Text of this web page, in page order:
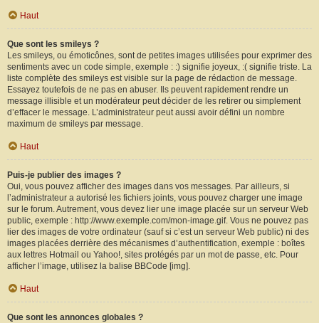
Haut
Que sont les smileys ?
Les smileys, ou émoticônes, sont de petites images utilisées pour exprimer des
sentiments avec un code simple, exemple : :) signifie joyeux, :( signifie triste. La
liste complète des smileys est visible sur la page de rédaction de message.
Essayez toutefois de ne pas en abuser. Ils peuvent rapidement rendre un
message illisible et un modérateur peut décider de les retirer ou simplement
d’effacer le message. L’administrateur peut aussi avoir défini un nombre
maximum de smileys par message.
Haut
Puis-je publier des images ?
Oui, vous pouvez afficher des images dans vos messages. Par ailleurs, si
l’administrateur a autorisé les fichiers joints, vous pouvez charger une image
sur le forum. Autrement, vous devez lier une image placée sur un serveur Web
public, exemple : http://www.exemple.com/mon-image.gif. Vous ne pouvez pas
lier des images de votre ordinateur (sauf si c’est un serveur Web public) ni des
images placées derrière des mécanismes d’authentification, exemple : boîtes
aux lettres Hotmail ou Yahoo!, sites protégés par un mot de passe, etc. Pour
afficher l’image, utilisez la balise BBCode [img].
Haut
Que sont les annonces globales ?